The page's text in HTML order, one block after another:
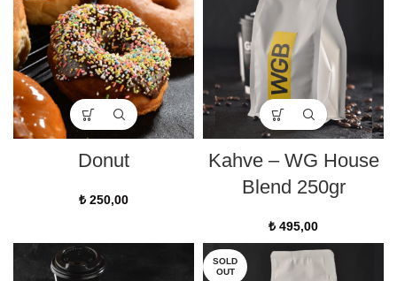
Donut
₺ 250,00
Kahve – WG House
Blend 250gr
₺ 495,00
SOLD
OUT